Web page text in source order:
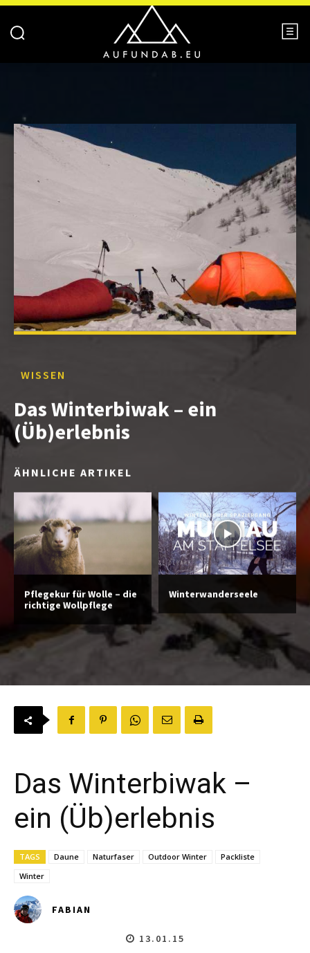
WISSEN
Das Winterbiwak – ein
(Üb)erlebnis
ÄHNLICHE ARTIKEL
Pflegekur für Wolle – die
richtige Wollpflege
Winterwanderseele
Das Winterbiwak –
ein (Üb)erlebnis
TAGS Daune Naturfaser Outdoor Winter
Packliste
Winter
FABIAN
13.01.15